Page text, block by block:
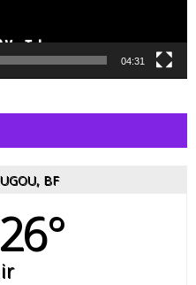
04:31
BF
26°